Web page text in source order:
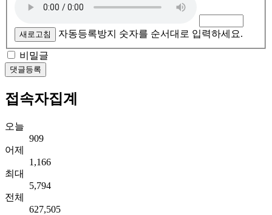
새로고침 자동등록방지 숫자를 순서대로 입력하세요.
비밀글
댓글등록
접속자집계
오늘
909
어제
1,166
최대
5,794
전체
627,505